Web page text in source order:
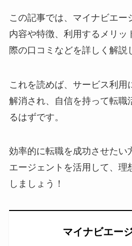
この記事では、マイナビエー
内容や特徴、利用するメリッ
際の口コミなどを詳しく解説
これを読めば、サービス利用
解消され、自信を持って転職
るはずです。
効率的に転職を成功させたい
エージェントを活用して、理
しましょう！
マイナビエー